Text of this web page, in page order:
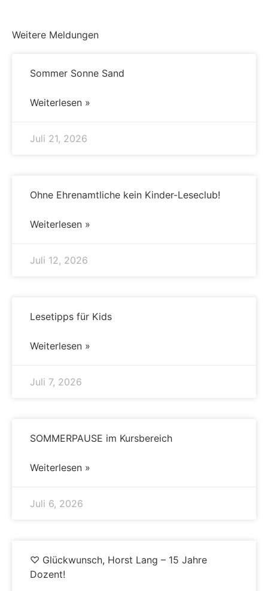
Weitere Meldungen
Sommer Sonne Sand
Weiterlesen »
Juli 21, 2026
Ohne Ehrenamtliche kein Kinder-Leseclub!
Weiterlesen »
Juli 12, 2026
Lesetipps für Kids
Weiterlesen »
Juli 7, 2026
SOMMERPAUSE im Kursbereich
Weiterlesen »
Juli 6, 2026
♡ Glückwunsch, Horst Lang – 15 Jahre
Dozent!